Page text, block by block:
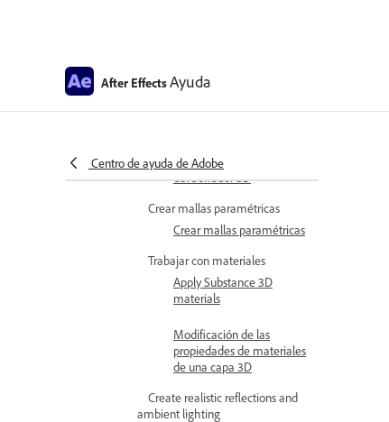
After EffectsAyuda
Centro de ayuda de Adobe
Configuración de
animación 3D
Qué es la Previsualización
del borrador 3D
Crear mallas paramétricas
Crear mallas paramétricas
Trabajar con materiales
Apply Substance 3D
materials
Modificación de las
propiedades de materiales
de una capa 3D
Create realistic reflections and
ambient lighting